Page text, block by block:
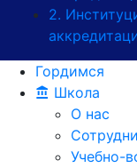
2.
Гордимся
Школа
О нас
Учебно-